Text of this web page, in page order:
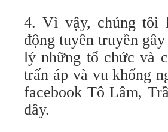
4. Vì vậy, chúng tôi
động tuyên truyền
lý những tổ chức và
trấn áp và vu khống
facebook Tô Lâm,
đây.